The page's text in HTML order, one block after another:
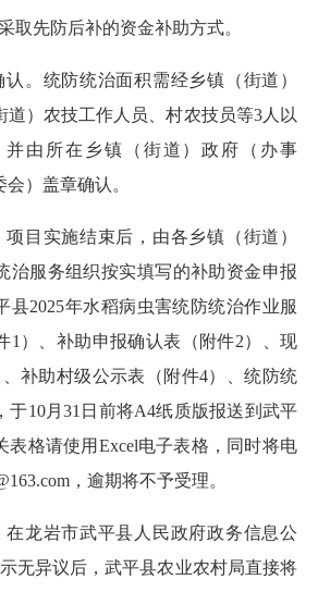
取先防后补的资金补助方式。
。统防统治面积需经乡镇（街道）
道）农技工作人员、村农技员等3人以
由所在乡镇（街道）政府（办事
）盖章确认。
目实施结束后，由各乡镇（街道）
治服务组织按实填写的补助资金申报
县2025年水稻病虫害统防统治作业服
1）、补助申报确认表（附件2）、现
补助村级公示表（附件4）、统防统
于10月31日前将A4纸质版报送到武平
表格请使用Excel电子表格，同时将电
，逾期将不予受理。
龙岩市武平县人民政府政务信息公
无异议后，武平县农业农村局直接将